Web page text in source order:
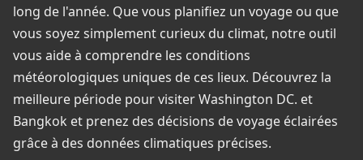
long de l'année. Que vous planifiez un voyage ou que
vous soyez simplement curieux du climat, notre outil
vous aide à comprendre les conditions
météorologiques uniques de ces lieux. Découvrez la
meilleure période pour visiter Washington DC. et
Bangkok et prenez des décisions de voyage éclairées
grâce à des données climatiques précises.